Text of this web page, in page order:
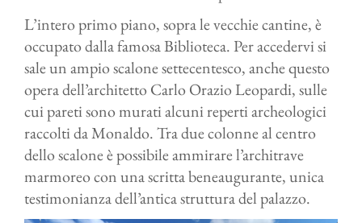
L’intero primo piano, sopra le vecchie cantine, è
occupato dalla famosa Biblioteca. Per accedervi si
sale un ampio scalone settecentesco, anche questo
opera dell’architetto Carlo Orazio Leopardi, sulle
cui pareti sono murati alcuni reperti archeologici
raccolti da Monaldo. Tra due colonne al centro
dello scalone è possibile ammirare l’architrave
marmoreo con una scritta beneaugurante, unica
testimonianza dell’antica struttura del palazzo.